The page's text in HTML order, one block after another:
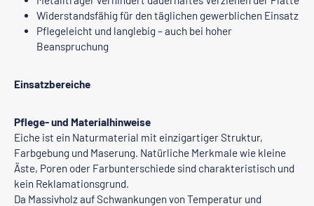
Widerstandsfähig für den täglichen gewerblichen Einsatz
Pflegeleicht und langlebig – auch bei hoher
Beanspruchung
Einsatzbereiche
Pflege- und Materialhinweise
Eiche ist ein Naturmaterial mit einzigartiger Struktur,
Farbgebung und Maserung. Natürliche Merkmale wie kleine
Äste, Poren oder Farbunterschiede sind charakteristisch und
kein Reklamationsgrund.
Da Massivholz auf Schwankungen von Temperatur und